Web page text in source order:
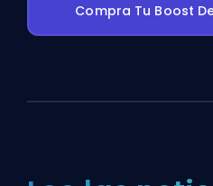
Compra Tu Boost